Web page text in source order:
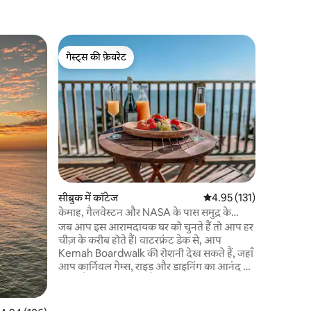
गेस्ट्स की फ़ेवरेट
गेस्ट्स की फ़ेवरेट
सीब्रुक में कॉटेज औसत रेटिंग 5 में से 4.95,
4.95 (131)
केमाह, गैलवेस्टन और NASA के पास समुद्र के
किनारे मौजूद घर
जब आप इस आरामदायक घर को चुनते हैं तो आप हर
चीज़ के करीब होते हैं। वाटरफ्रंट डेक से, आप
Kemah Boardwalk की रोशनी देख सकते हैं, जहाँ
आप कार्निवल गेम्स, राइड और डाइनिंग का आनंद ले